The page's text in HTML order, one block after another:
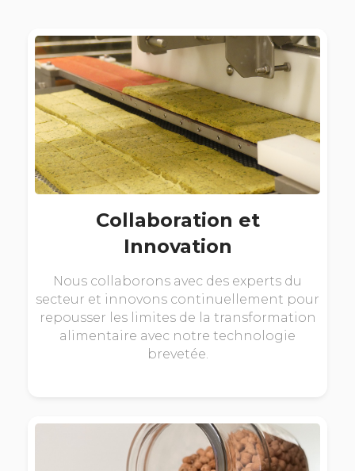
Collaboration et
Innovation
Nous collaborons avec des experts du
secteur et innovons continuellement pour
repousser les limites de la transformation
alimentaire avec notre technologie
brevetée.